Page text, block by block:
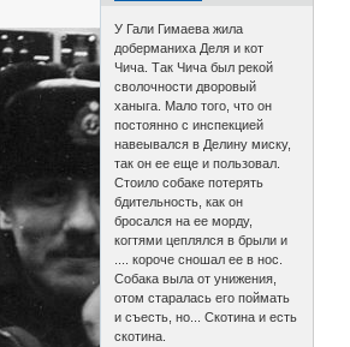
У Гали Гимаева жила
доберманиха Деля и кот
Чича. Так Чича был рекой
сволочности дворовый
ханыга. Мало того, что он
постоянно с инспекцией
навеывался в Делину миску,
так он ее еще и пользовал.
Стоило собаке потерять
бдительность, как он
бросался на ее морду,
когтями цеплялся в брыли и
.... короче сношал ее в нос.
Собака выла от унижения,
отом старалась его поймать
и съесть, но... Скотина и есть
скотина.